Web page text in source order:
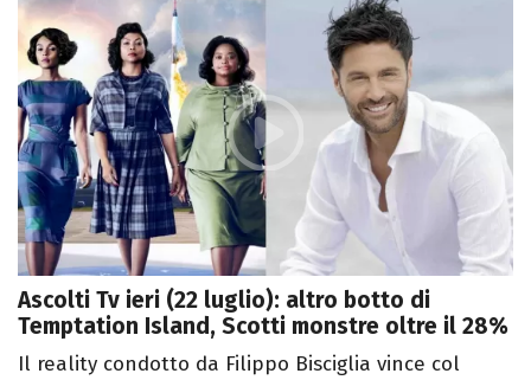
Ascolti Tv ieri (22 luglio): altro botto di
Temptation Island, Scotti monstre oltre il 28%
Il reality condotto da Filippo Bisciglia vince col